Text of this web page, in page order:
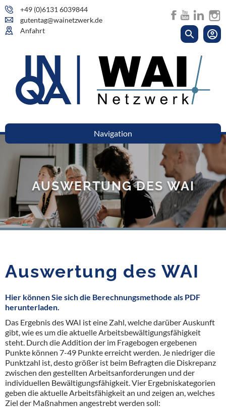
+49 (0)6131 6039844
gutentag@wainetzwerk.de
Anfahrt
Navigation
AUSWERTUNG DES WAI
Auswertung des WAI
Hier können Sie sich die Berechnungsmethode als PDF
herunterladen.
Das Ergebnis des WAI ist eine Zahl, welche darüber Auskunft
gibt, wie es um die aktuelle Arbeitsbewältigungsfähigkeit
steht. Durch die Addition der im Fragebogen ergebenen
Punkte können 7-49 Punkte erreicht werden. Je niedriger die
Punktzahl ist, desto größer ist beim Befragten die Diskrepanz
zwischen den gestellten Arbeitsanforderungen und der
individuellen Bewältigungsfähigkeit. Vier Ergebniskategorien
geben die aktuelle Arbeitsfähigkeit an und zeigen an, welches
Ziel der Maßnahmen angestrebt werden soll: